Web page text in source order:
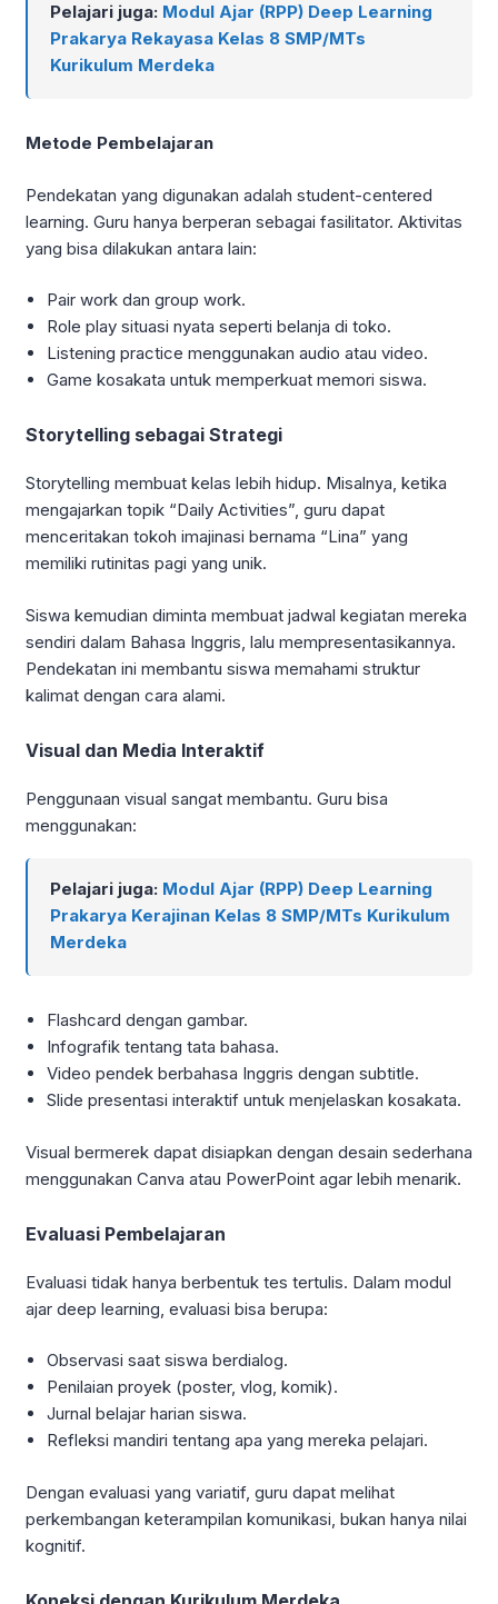
Pelajari juga: Modul Ajar (RPP) Deep Learning
Prakarya Rekayasa Kelas 8 SMP/MTs
Kurikulum Merdeka
Metode Pembelajaran
Pendekatan yang digunakan adalah student-centered
learning. Guru hanya berperan sebagai fasilitator. Aktivitas
yang bisa dilakukan antara lain:
Pair work dan group work.
Role play situasi nyata seperti belanja di toko.
Listening practice menggunakan audio atau video.
Game kosakata untuk memperkuat memori siswa.
Storytelling sebagai Strategi
Storytelling membuat kelas lebih hidup. Misalnya, ketika
mengajarkan topik “Daily Activities”, guru dapat
menceritakan tokoh imajinasi bernama “Lina” yang
memiliki rutinitas pagi yang unik.
Siswa kemudian diminta membuat jadwal kegiatan mereka
sendiri dalam Bahasa Inggris, lalu mempresentasikannya.
Pendekatan ini membantu siswa memahami struktur
kalimat dengan cara alami.
Visual dan Media Interaktif
Penggunaan visual sangat membantu. Guru bisa
menggunakan:
Pelajari juga: Modul Ajar (RPP) Deep Learning
Prakarya Kerajinan Kelas 8 SMP/MTs Kurikulum
Merdeka
Flashcard dengan gambar.
Infografik tentang tata bahasa.
Video pendek berbahasa Inggris dengan subtitle.
Slide presentasi interaktif untuk menjelaskan kosakata.
Visual bermerek dapat disiapkan dengan desain sederhana
menggunakan Canva atau PowerPoint agar lebih menarik.
Evaluasi Pembelajaran
Evaluasi tidak hanya berbentuk tes tertulis. Dalam modul
ajar deep learning, evaluasi bisa berupa:
Observasi saat siswa berdialog.
Penilaian proyek (poster, vlog, komik).
Jurnal belajar harian siswa.
Refleksi mandiri tentang apa yang mereka pelajari.
Dengan evaluasi yang variatif, guru dapat melihat
perkembangan keterampilan komunikasi, bukan hanya nilai
kognitif.